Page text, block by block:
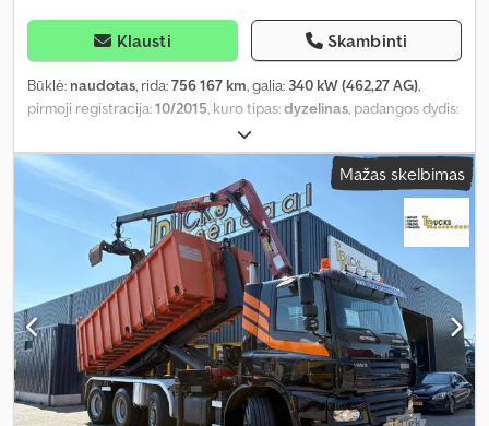
Klausti Skambinti
Būklė: naudotas, rida:756 167 km, galia: 340 kW (462,27 AG),
pirmoji registracija:10/2015, kuro tipas:dyzelinas, padangos dydis:
60 procentas
mm, kuras:dyzelinas, kuro bako talpa:500 l, spalva:raudona,
pavaros tipas:
, pavarų skaičius: , emisijos klasė:Euro
, pakaba:kitas , bendras ilgis:10 130 mm, bendras plotis:
2 550
, bendras aukštis:3 900 mm, krovimo vietos ilgis: 7 600 mm,
krovinių skyriaus plotis:2 400 mm, krovos erdvės aukštis:
1 600
, Gamybos metai:2015 , Įranga:ABS, autonominis šildytuvas,
kruizo kontrolė, oro kondicionavimas,
Mažas skelbimas